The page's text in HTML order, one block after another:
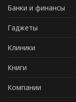
Банки и финансы
Гаджеты
Клиники
Книги
Компании